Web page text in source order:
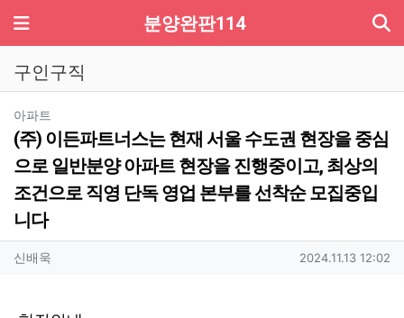
메뉴 분양완판114
구인구직
아파트
(주) 이든파트너스는 현재 서울 수도권 현장을 중심
으로 일반분양 아파트 현장을 진행중이고, 최상의
조건으로 직영 단독 영업 본부를 선착순 모집중입
니다
작성자 정보
신배욱 작성일
2024.11.13 12:02